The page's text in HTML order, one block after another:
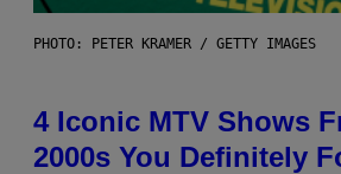
PHOTO: PETER KRAMER / GETTY IMAGES
4 Iconic MTV Shows
2000s You Definitely